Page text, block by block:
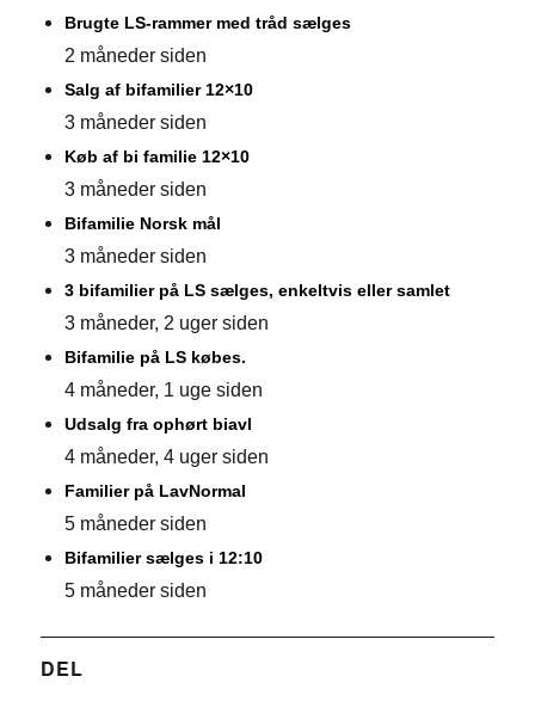
Brugte LS-rammer med tråd sælges
2 måneder siden
Salg af bifamilier 12×10
3 måneder siden
Køb af bi familie 12×10
3 måneder siden
Bifamilie Norsk mål
3 måneder siden
3 bifamilier på LS sælges, enkeltvis eller samlet
3 måneder, 2 uger siden
Bifamilie på LS købes.
4 måneder, 1 uge siden
Udsalg fra ophørt biavl
4 måneder, 4 uger siden
Familier på LavNormal
5 måneder siden
Bifamilier sælges i 12:10
5 måneder siden
DEL